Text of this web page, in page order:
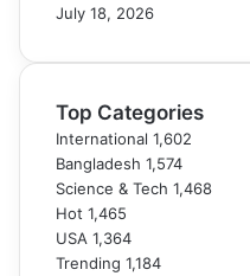
July 18, 2026
Top Categories
International 1,602
Bangladesh 1,574
Science & Tech 1,468
Hot 1,465
USA 1,364
Trending 1,184